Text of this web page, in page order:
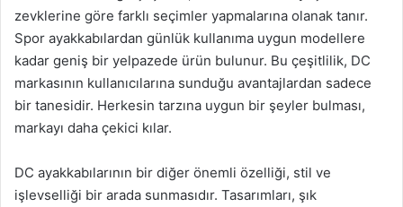
zevklerine göre farklı seçimler yapmalarına olanak tanır.
Spor ayakkabılardan günlük kullanıma uygun modellere
kadar geniş bir yelpazede ürün bulunur. Bu çeşitlilik, DC
markasının kullanıcılarına sunduğu avantajlardan sadece
bir tanesidir. Herkesin tarzına uygun bir şeyler bulması,
markayı daha çekici kılar.
DC ayakkabılarının bir diğer önemli özelliği, stil ve
işlevselliği bir arada sunmasıdır. Tasarımları, şık